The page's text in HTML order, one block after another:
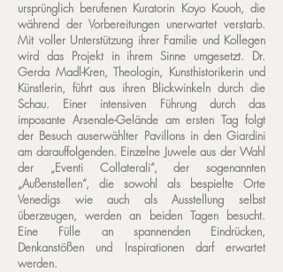
ursprünglich berufenen Kuratorin Koyo Kouoh, die
während der Vorbereitungen unerwartet verstarb.
Mit voller Unterstützung ihrer Familie und Kollegen
wird das Projekt in ihrem Sinne umgesetzt. Dr.
Gerda Madl-Kren, Theologin, Kunsthistorikerin und
Künstlerin, führt aus ihren Blickwinkeln durch die
Schau. Einer intensiven Führung durch das
imposante Arsenale-Gelände am ersten Tag folgt
der Besuch auserwählter Pavillons in den Giardini
am darauffolgenden. Einzelne Juwele aus der Wahl
der „Eventi Collaterali“, der sogenannten
„Außenstellen“, die sowohl als bespielte Orte
Venedigs wie auch als Ausstellung selbst
überzeugen, werden an beiden Tagen besucht.
Eine Fülle an spannenden Eindrücken,
Denkanstößen und Inspirationen darf erwartet
werden.